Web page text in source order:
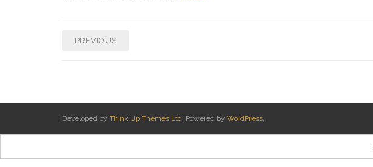
PREVIOUS
Developed by Think Up Themes Ltd. Powered by WordPress.